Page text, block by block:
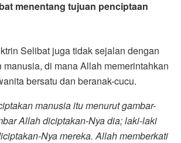
menentang tujuan penciptaan
Selibat juga tidak sejalan dengan
di mana Allah memerintahkan
bersatu dan beranak-cucu.
manusia itu menurut gambar-
Allah diciptakan-Nya dia; laki-laki
Nya mereka. Allah memberkati